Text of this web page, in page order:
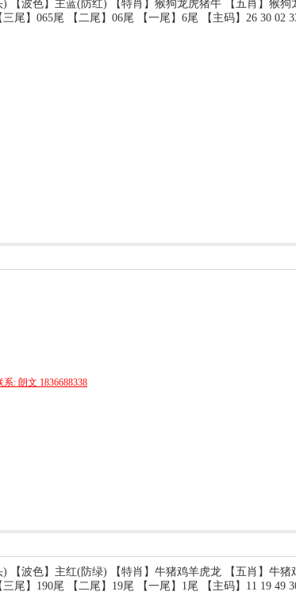
【波色】主蓝(防红) 【特肖】猴狗龙虎猪牛 【五肖】猴
尾】065尾 【二尾】06尾 【一尾】6尾 【主码】26 30 02
: 朗文 1836688338
【波色】主红(防绿) 【特肖】牛猪鸡羊虎龙 【五肖】牛
尾】190尾 【二尾】19尾 【一尾】1尾 【主码】11 19 49